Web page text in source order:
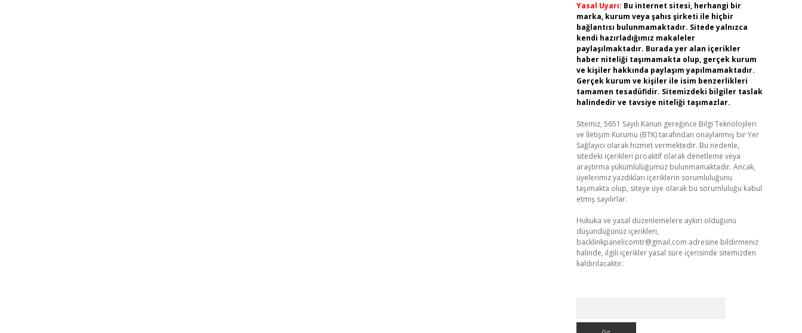
Yasal Uyarı: Bu internet sitesi, herhangi bir
marka, kurum veya şahıs şirketi ile hiçbir
bağlantısı bulunmamaktadır. Sitede yalnızca
kendi hazırladığımız makaleler
paylaşılmaktadır. Burada yer alan içerikler
haber niteliği taşımamakta olup, gerçek kurum
ve kişiler hakkında paylaşım yapılmamaktadır.
Gerçek kurum ve kişiler ile isim benzerlikleri
tamamen tesadüfidir. Sitemizdeki bilgiler taslak
halindedir ve tavsiye niteliği taşımazlar.
Sitemiz, 5651 Sayılı Kanun gereğince Bilgi Teknolojileri
ve İletişim Kurumu (BTK) tarafından onaylanmış bir Yer
Sağlayıcı olarak hizmet vermektedir. Bu nedenle,
sitedeki içerikleri proaktif olarak denetleme veya
araştırma yükümlülüğümüz bulunmamaktadır. Ancak,
üyelerimiz yazdıkları içeriklerin sorumluluğunu
taşımakta olup, siteye üye olarak bu sorumluluğu kabul
etmiş sayılırlar.
Hukuka ve yasal düzenlemelere aykırı olduğunu
düşündüğünüz içerikleri,
backlinkpanelicomtr@gmail.com adresine bildirmeniz
halinde, ilgili içerikler yasal süre içerisinde sitemizden
kaldırılacaktır.